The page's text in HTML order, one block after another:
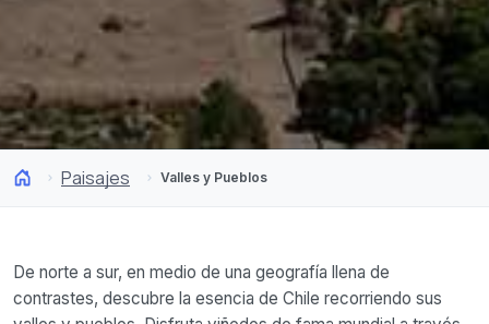
Paisajes Valles y Pueblos
De norte a sur, en medio de una geografía llena de
contrastes, descubre la esencia de Chile recorriendo sus